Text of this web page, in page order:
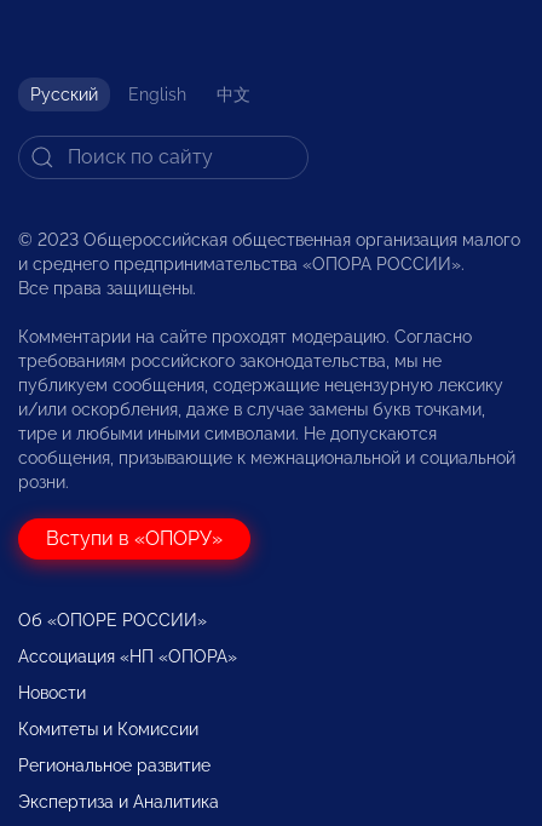
Русский English 中文
© 2023 Общероссийская общественная организация малого
и среднего предпринимательства «ОПОРА РОССИИ».
Все права защищены.
Комментарии на сайте проходят модерацию. Согласно
требованиям российского законодательства, мы не
публикуем сообщения, содержащие нецензурную лексику
и/или оскорбления, даже в случае замены букв точками,
тире и любыми иными символами. Не допускаются
сообщения, призывающие к межнациональной и социальной
розни.
Вступи в «ОПОРУ»
Об «ОПОРЕ РОССИИ»
Ассоциация «НП «ОПОРА»
Новости
Комитеты и Комиссии
Региональное развитие
Экспертиза и Аналитика